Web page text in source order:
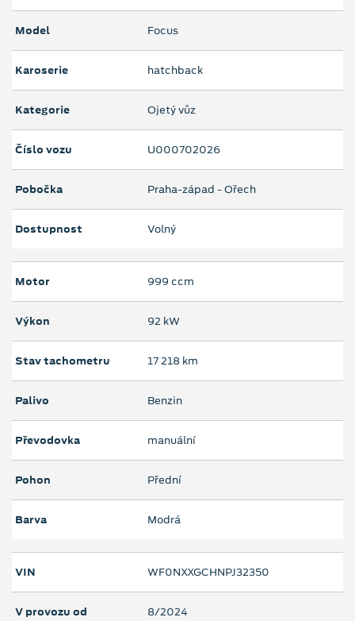
Model Focus
Karoserie hatchback
Kategorie Ojetý vůz
Číslo vozu U000702026
Pobočka Praha-západ - Ořech
Dostupnost Volný
Motor 999 ccm
Výkon 92 kW
Stav tachometru 17 218 km
Palivo Benzin
Převodovka manuální
Pohon Přední
Barva Modrá
VIN WF0NXXGCHNPJ32350
V provozu od 8/2024